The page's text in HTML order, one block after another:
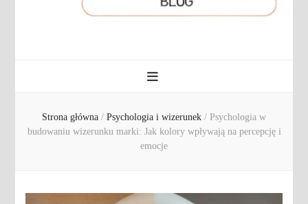
Strona główna / Psychologia i wizerunek / Psychologia w
budowaniu wizerunku marki: Jak kolory wpływają na percepcję i
emocje